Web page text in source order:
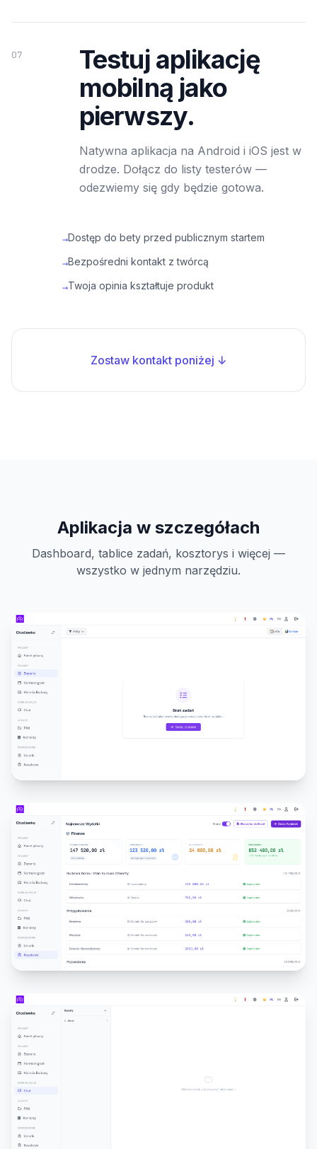
07
Testuj aplikację
mobilną jako
pierwszy.
Natywna aplikacja na Android i iOS jest w
drodze. Dołącz do listy testerów —
odezwiemy się gdy będzie gotowa.
→Dostęp do bety przed publicznym startem
→Bezpośredni kontakt z twórcą
→Twoja opinia kształtuje produkt
Zostaw kontakt poniżej ↓
Aplikacja w szczegółach
Dashboard, tablice zadań, kosztorys i więcej —
wszystko w jednym narzędziu.